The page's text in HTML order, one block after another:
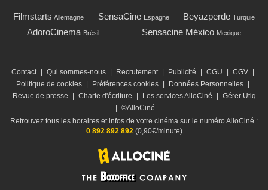
Filmstarts Allemagne SensaCine Espagne Beyazperde Turquie
AdoroCinema Brésil Sensacine México Mexique
Contact Qui sommes-nous Recrutement Publicité CGU CGV
Politique de cookies
Préférences cookies Données Personnelles
Revue de presse
Charte d'écriture Les services AlloCiné
Gérer Utiq
©AlloCiné
Retrouvez tous les horaires et infos de votre cinéma sur le numéro AlloCiné :
0 892 892 892(0,90€/minute)